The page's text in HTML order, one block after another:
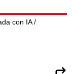
con IA /